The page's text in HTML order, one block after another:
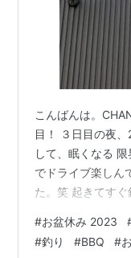
こんばんは。
目！ ３日目の夜
して、眠くなる
でドライブ楽しん
た。笑 起きてす
泊地。 朝５時 起
ばっかり釣れまし
#お盆休み 2023
#釣り #BBQ #